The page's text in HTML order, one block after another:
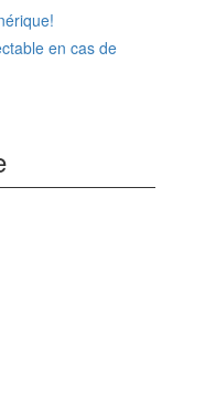
en cas de